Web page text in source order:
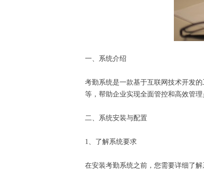
一、系统介绍
考勤系统是一款基于互联网技术开发
等，帮助企业实现全面管控和高效管
二、系统安装与配置
1、了解系统要求
在安装考勤系统之前，您需要详细了